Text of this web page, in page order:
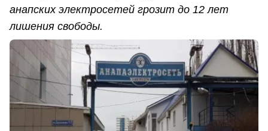
анапских электросетей грозит до 12 лет
лишения свободы.